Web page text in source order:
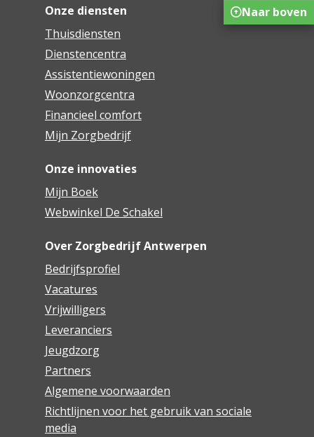
Onze diensten
Thuisdiensten
Dienstencentra
Assistentiewoningen
Woonzorgcentra
Financieel comfort
Mijn Zorgbedrijf
Onze innovaties
Mijn Boek
Webwinkel De Schakel
Over Zorgbedrijf Antwerpen
Bedrijfsprofiel
Vacatures
Vrijwilligers
Leveranciers
Jeugdzorg
Partners
Algemene voorwaarden
Richtlijnen voor het gebruik van sociale
media
Naar boven